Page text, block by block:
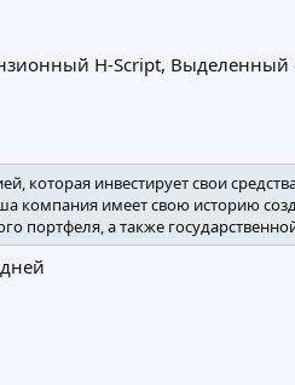
H-Script,
которая инвестирует свои
компания имеет свою историю
портфеля, а также